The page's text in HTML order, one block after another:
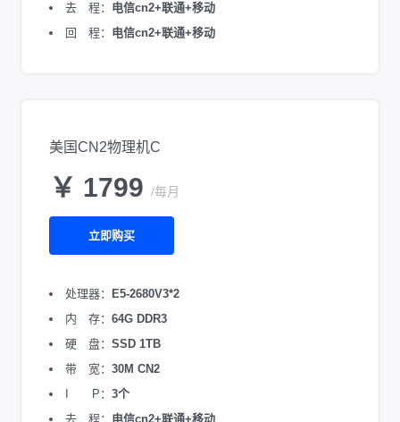
去 程： 电信cn2+联通+移动
回 程： 电信cn2+联通+移动
美国CN2物理机C
￥ 1799 /每月
立即购买
处理器：
E5-2680V3*2
内 存： 64G DDR3
硬 盘： SSD 1TB
带 宽： 30M CN2
I P： 3个
去 程： 电信cn2+联通+移动